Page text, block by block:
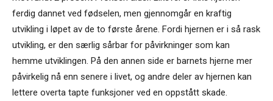
ferdig dannet ved fødselen, men gjennomgår en kraftig
utvikling i løpet av de to første årene. Fordi hjernen er i så rask
utvikling, er den særlig sårbar for påvirkninger som kan
hemme utviklingen. På den annen side er barnets hjerne mer
påvirkelig nå enn senere i livet, og andre deler av hjernen kan
lettere overta tapte funksjoner ved en oppstått skade.